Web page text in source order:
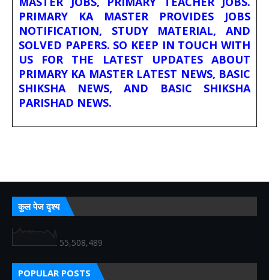
PRIMARY KA MASTER PROVIDES JOBS
NOTIFICATION, STUDY MATERIAL, AND
SOLVED PAPERS. SO KEEP IN TOUCH WITH
US FOR THE LATEST UPDATES ABOUT
PRIMARY KA MASTER LATEST NEWS, BASIC
SHIKSHA NEWS, AND BASIC SHIKSHA
PARISHAD NEWS.
कुल पेज दृश्य
55,508,489
POPULAR POSTS